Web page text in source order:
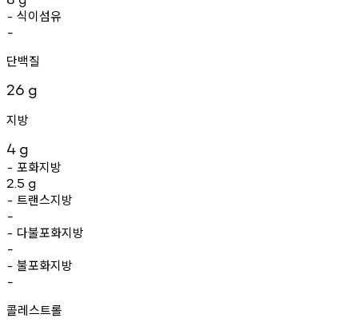
- 식이섬유
-
단백질
26 g
지방
4 g
- 포화지방
2.5 g
- 트랜스지방
-
- 다불포화지방
-
- 불포화지방
-
콜레스트롤